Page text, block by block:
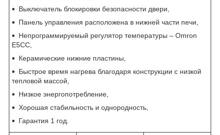
Выключатель блокировки безопасности двери,
Панель управления расположена в нижней части печи,
Непрограммируемый регулятор температуры – Omron
E5CC,
Керамические нижние пластины,
Быстрое время нагрева благодаря конструкции с низкой
тепловой массой,
Низкое энергопотребление,
Хорошая стабильность и однородность,
Гарантия 1 год.